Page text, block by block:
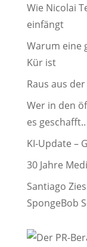
Wie Nicolai
einfängt
Warum eine
Kür ist
Raus aus
Wer in den
es geschafft..
KI-Update –
30 Jahre
Santiago
SpongeBob